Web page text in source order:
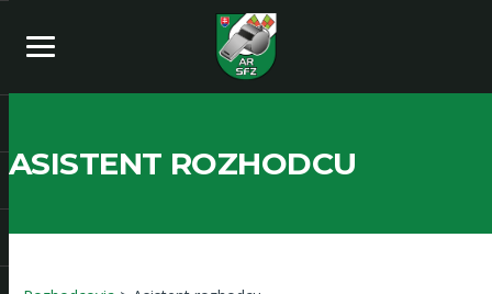
ASISTENT ROZHODCU